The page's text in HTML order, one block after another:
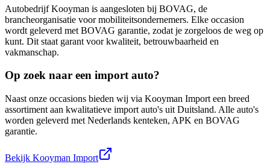
Autobedrijf Kooyman is aangesloten bij BOVAG, de
brancheorganisatie voor mobiliteitsondernemers. Elke occasion
wordt geleverd met BOVAG garantie, zodat je zorgeloos de weg op
kunt. Dit staat garant voor kwaliteit, betrouwbaarheid en
vakmanschap.
Op zoek naar een import auto?
Naast onze occasions bieden wij via Kooyman Import een breed
assortiment aan kwalitatieve import auto's uit Duitsland. Alle auto's
worden geleverd met Nederlands kenteken, APK en BOVAG
garantie.
Bekijk Kooyman Import